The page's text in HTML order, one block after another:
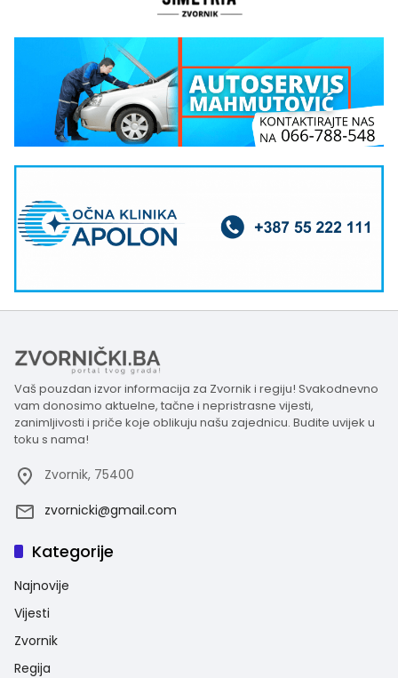
Vaš pouzdan izvor informacija za Zvornik i regiju! Svakodnevno
vam donosimo aktuelne, tačne i nepristrasne vijesti,
zanimljivosti i priče koje oblikuju našu zajednicu. Budite uvijek u
toku s nama!
Zvornik, 75400
zvornicki@gmail.com
Kategorije
Najnovije
Vijesti
Zvornik
Regija